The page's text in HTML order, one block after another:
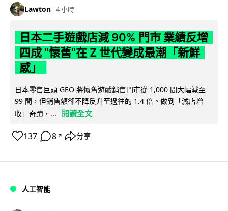
Lawton 4 小時
日本二手遊戲店減 90% 門市 業績反增
四成 "懷舊"在 Z 世代變成最潮「新鮮
感」
日本零售巨頭 GEO 將懷舊遊戲銷售門市從 1,000 間大幅減至
99 間，但銷售額卻不降反升至過往的 1.4 倍。做到「減店增
收」奇蹟，...
閱讀全文
137 8 ↗ 分享
人工智能